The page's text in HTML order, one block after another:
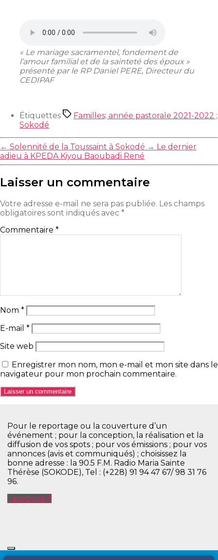
« Le mariage sacramentel, fondement de
l’amour familial et de la sainteté des époux »
présenté par le RP Daniel PERE, Directeur du
CEDIPAF
Étiquettes
Familles; année pastorale 2021-2022 ;
Sokodé
← Solennité de la Toussaint à Sokodé → Le dernier
adieu à KPEDA Kiyou Baoubadi René
Laisser un commentaire
Votre adresse e-mail ne sera pas publiée. Les champs
obligatoires sont indiqués avec *
Commentaire *
Nom *
E-mail *
Site web
Enregistrer mon nom, mon e-mail et mon site dans le
navigateur pour mon prochain commentaire.
Pour le reportage ou la couverture d’un
événement ; pour la conception, la réalisation et la
diffusion de vos spots ; pour vos émissions ; pour vos
annonces (avis et communiqués) ; choisissez la
bonne adresse : la 90.5 F.M. Radio Maria Sainte
Thérèse (SOKODE), Tel : (+228) 91 94 47 67/ 98 31 76
96.
Facebook-f